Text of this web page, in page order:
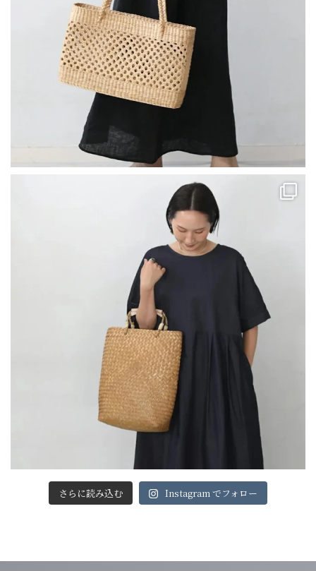
さらに読み込む Instagram でフォロー